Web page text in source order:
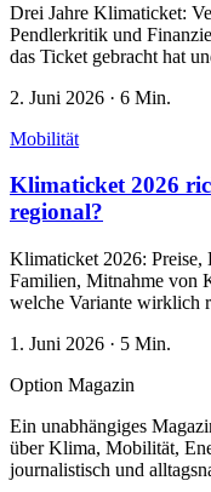
Drei Jahre Klimaticket:
Pendlerkritik und
das Ticket gebracht hat
2. Juni 2026 · 6 Min.
Mobilität
Klimaticket 2026
regional?
Klimaticket 2026: Preise,
Familien, Mitnahme von
welche Variante wirklich
1. Juni 2026 · 5 Min.
Option Magazin
Ein unabhängiges
über Klima, Mobilität,
journalistisch und